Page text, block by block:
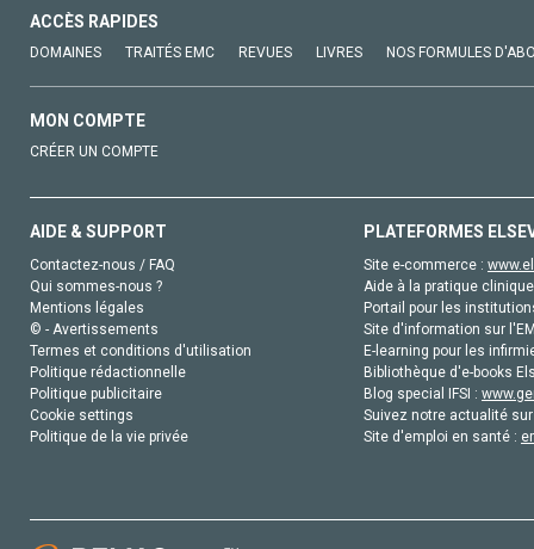
ACCÈS RAPIDES
DOMAINES TRAITÉS EMC REVUES LIVRES NOS FORMULES
MON COMPTE
CRÉER UN COMPTE
AIDE & SUPPORT
Contactez-nous / FAQ
Qui sommes-nous ?
Mentions légales
© - Avertissements
Termes et conditions d'utilisation
Politique rédactionnelle
Politique publicitaire
Cookie settings
Politique de la vie privée
PLATEFORMES
Site e-commerce :
Aide à la pratique
Portail pour les
Site d'information sur
E-learning pour les
Bibliothèque d'e-books
Blog special IFSI :
Suivez notre actualité
Site d'emploi en santé :